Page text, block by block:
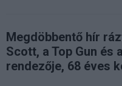
Megdöbbentő hír
Scott, a Top Gun és
rendezője, 68 éves